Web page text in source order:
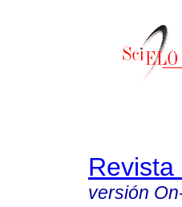
versión